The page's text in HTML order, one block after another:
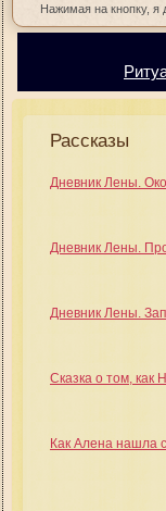
Нажимая на кнопку, я
Рассказы
Дневник Лены.
Дневник Лены.
Дневник Лены.
Сказка о том, как
Как Алена нашла